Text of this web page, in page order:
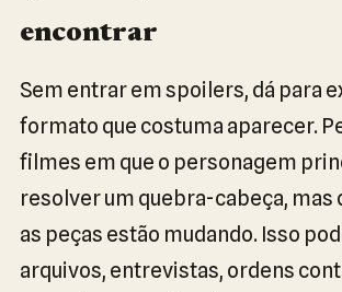
encontrar
Sem entrar em spoilers, dá para
formato que costuma aparecer.
filmes em que o personagem
resolver um quebra-cabeça, mas
as peças estão mudando. Isso
arquivos, entrevistas, ordens